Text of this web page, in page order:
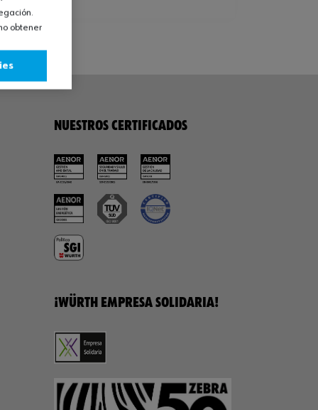
NUESTROS CERTIFICADOS
¡WÜRTH EMPRESA SOLIDARIA!
obtener